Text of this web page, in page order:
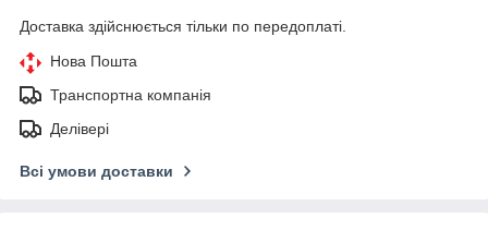
Доставка здійснюється тільки по передоплаті.
Нова Пошта
Транспортна компанія
Делівері
Всі умови доставки